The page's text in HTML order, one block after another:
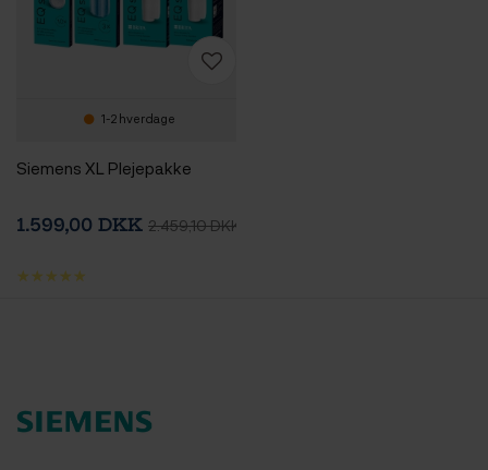
1-2 hverdage
Siemens XL Plejepakke
1.599,00 DKK 2.459,10 DKK